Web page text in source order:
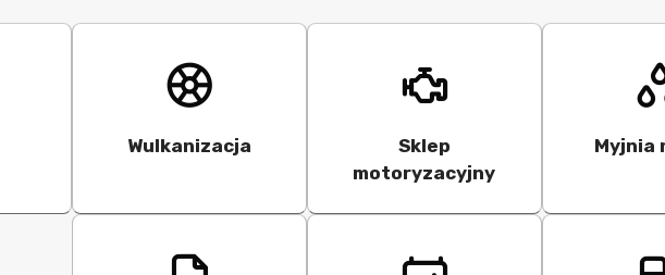
Wulkanizacja
Sklep
motoryzacyjny
Myjnia